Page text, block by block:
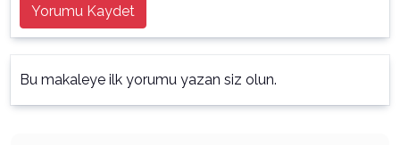
Yorumu Kaydet
Bu makaleye ilk yorumu yazan siz olun.